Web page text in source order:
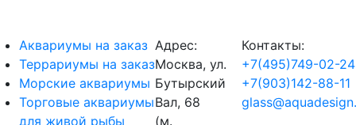
Аквариумы на заказ
Террариумы на заказ
Морские аквариумы
Торговые аквариумы
для живой рыбы
Адрес:
Москва, ул.
Бутырский
Вал, 68
(м.
Контакты:
+7(495)749-02-24
+7(903)142-88-11